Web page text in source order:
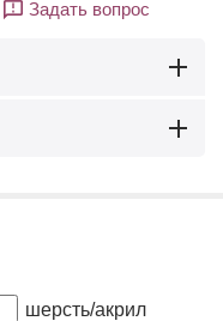
Задать вопрос
шерсть/акрил